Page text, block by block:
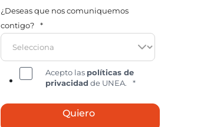
¿Deseas que nos comuniquemos
contigo?
*
Acepto las políticas de
privacidad de UNEA. *